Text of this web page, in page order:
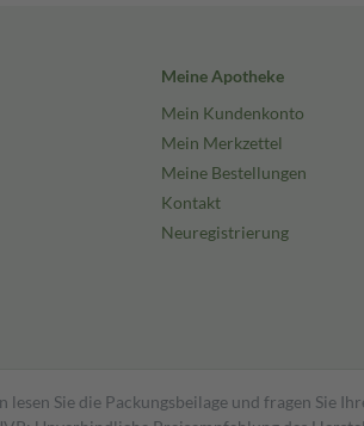
Meine Apotheke
Mein Kundenkonto
Mein Merkzettel
Meine Bestellungen
Kontakt
Neuregistrierung
lesen Sie die Packungsbeilage und fragen